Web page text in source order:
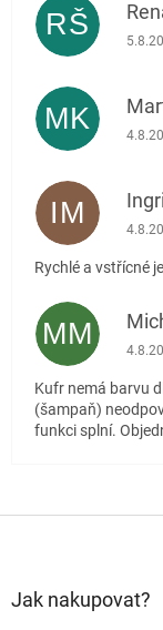
RŠ
MK
IM
Rychlé a vstřícné
MM
Kufr nemá barvu
(šampaň)
funkci splní.
Jak nakupovat?